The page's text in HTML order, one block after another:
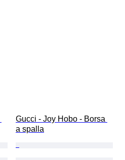
Gucci - Joy Hobo - Borsa
a spalla